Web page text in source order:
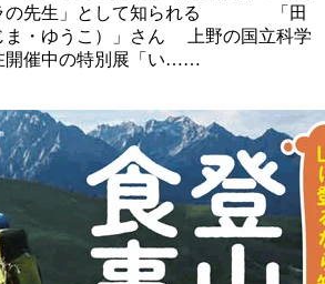
ラの先生」として知られる 「田
ま・ゆうこ）」さん 上野の国立科学
開催中の特別展「い……